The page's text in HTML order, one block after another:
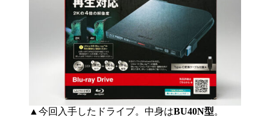
▲今回入手したドライブ。中身はBU40N型。